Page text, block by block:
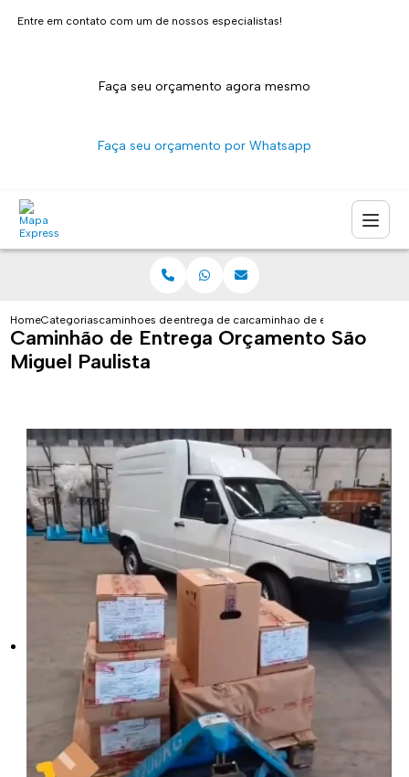
Entre em contato com um de nossos especialistas!
Faça seu orçamento agora mesmo
Faça seu orçamento por Whatsapp
HomeCategoriascaminhoes de entregaentrega de caminhao sao paulo
caminhao de entrega
Caminhão de Entrega Orçamento São
Miguel Paulista